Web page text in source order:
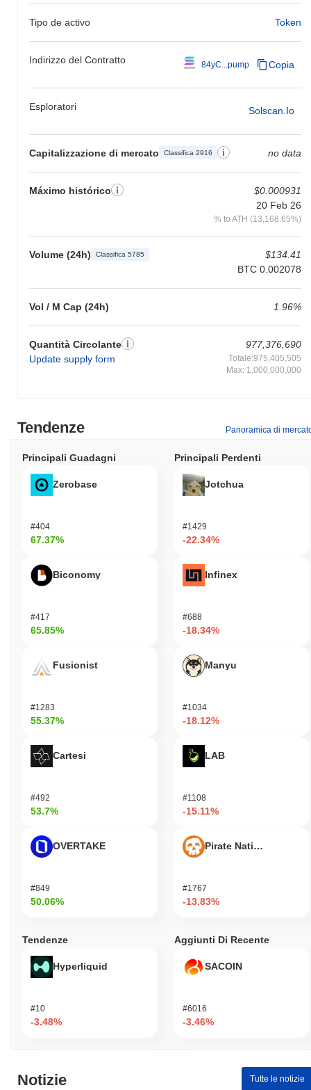
Tipo de activo Token
Indirizzo del Contratto 84yC...pump Copia
Esploratori Solscan.io
Capitalizzazione di mercato Classifica 2916 no data
Máximo histórico
$0.000931
20 Feb 26
% to ATH (13,168.65%)
Volume (24h) Classifica 5785
$134.41
BTC 0.002078
Vol / M Cap (24h) 1.96%
Quantità Circolante
Update supply form
977,376,690
Totale:975,405,505
Max: 1,000,000,000
Tendenze Panoramica di
Principali Guadagni
Zerobase
#404
67.37%
Biconomy
#417
65.85%
Fusionist
#1283
55.37%
Cartesi
#492
53.7%
OVERTAKE
#849
50.06%
Principali Perdenti
Jotchua
#1429
-22.34%
Infinex
#688
-18.34%
Manyu
#1034
-18.12%
LAB
#1108
-15.11%
Pirate Nation Token
#1767
-13.83%
Tendenze
Hyperliquid
#10
-3.48%
Aggiunti Di Recente
SACOIN
#6016
-3.46%
Notizie Tutte le notizie